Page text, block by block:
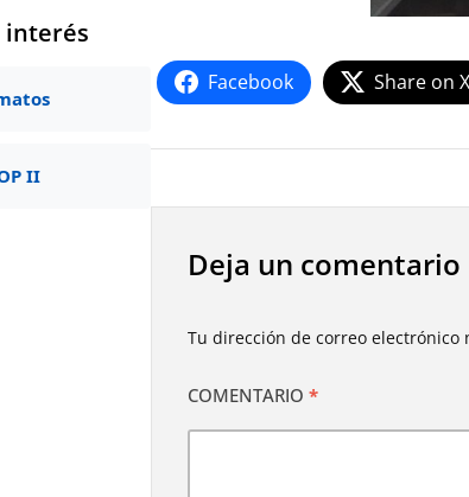
interés
II
Facebook Share on X
Deja un comentario
Tu dirección de correo electrónico
COMENTARIO *